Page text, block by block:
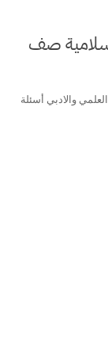
صف
والادبي أسئلة